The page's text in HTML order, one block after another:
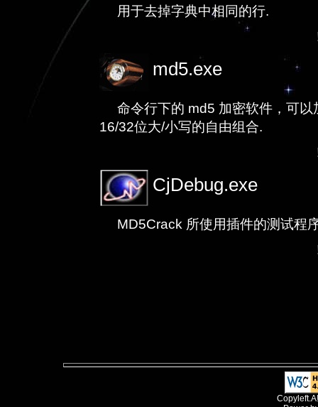
用于去掉字典中相同的行.
md5.exe
命令行下的 md5 加密软件，可
16/32位大/小写的自由组合.
CjDebug.exe
MD5Crack 所使用插件的测试程